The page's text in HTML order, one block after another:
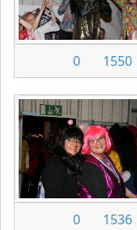
0 1550
0 1536